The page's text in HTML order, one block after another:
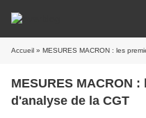
Accueil » MESURES MACRON : les
MESURES MACRON
d'analyse de la CGT